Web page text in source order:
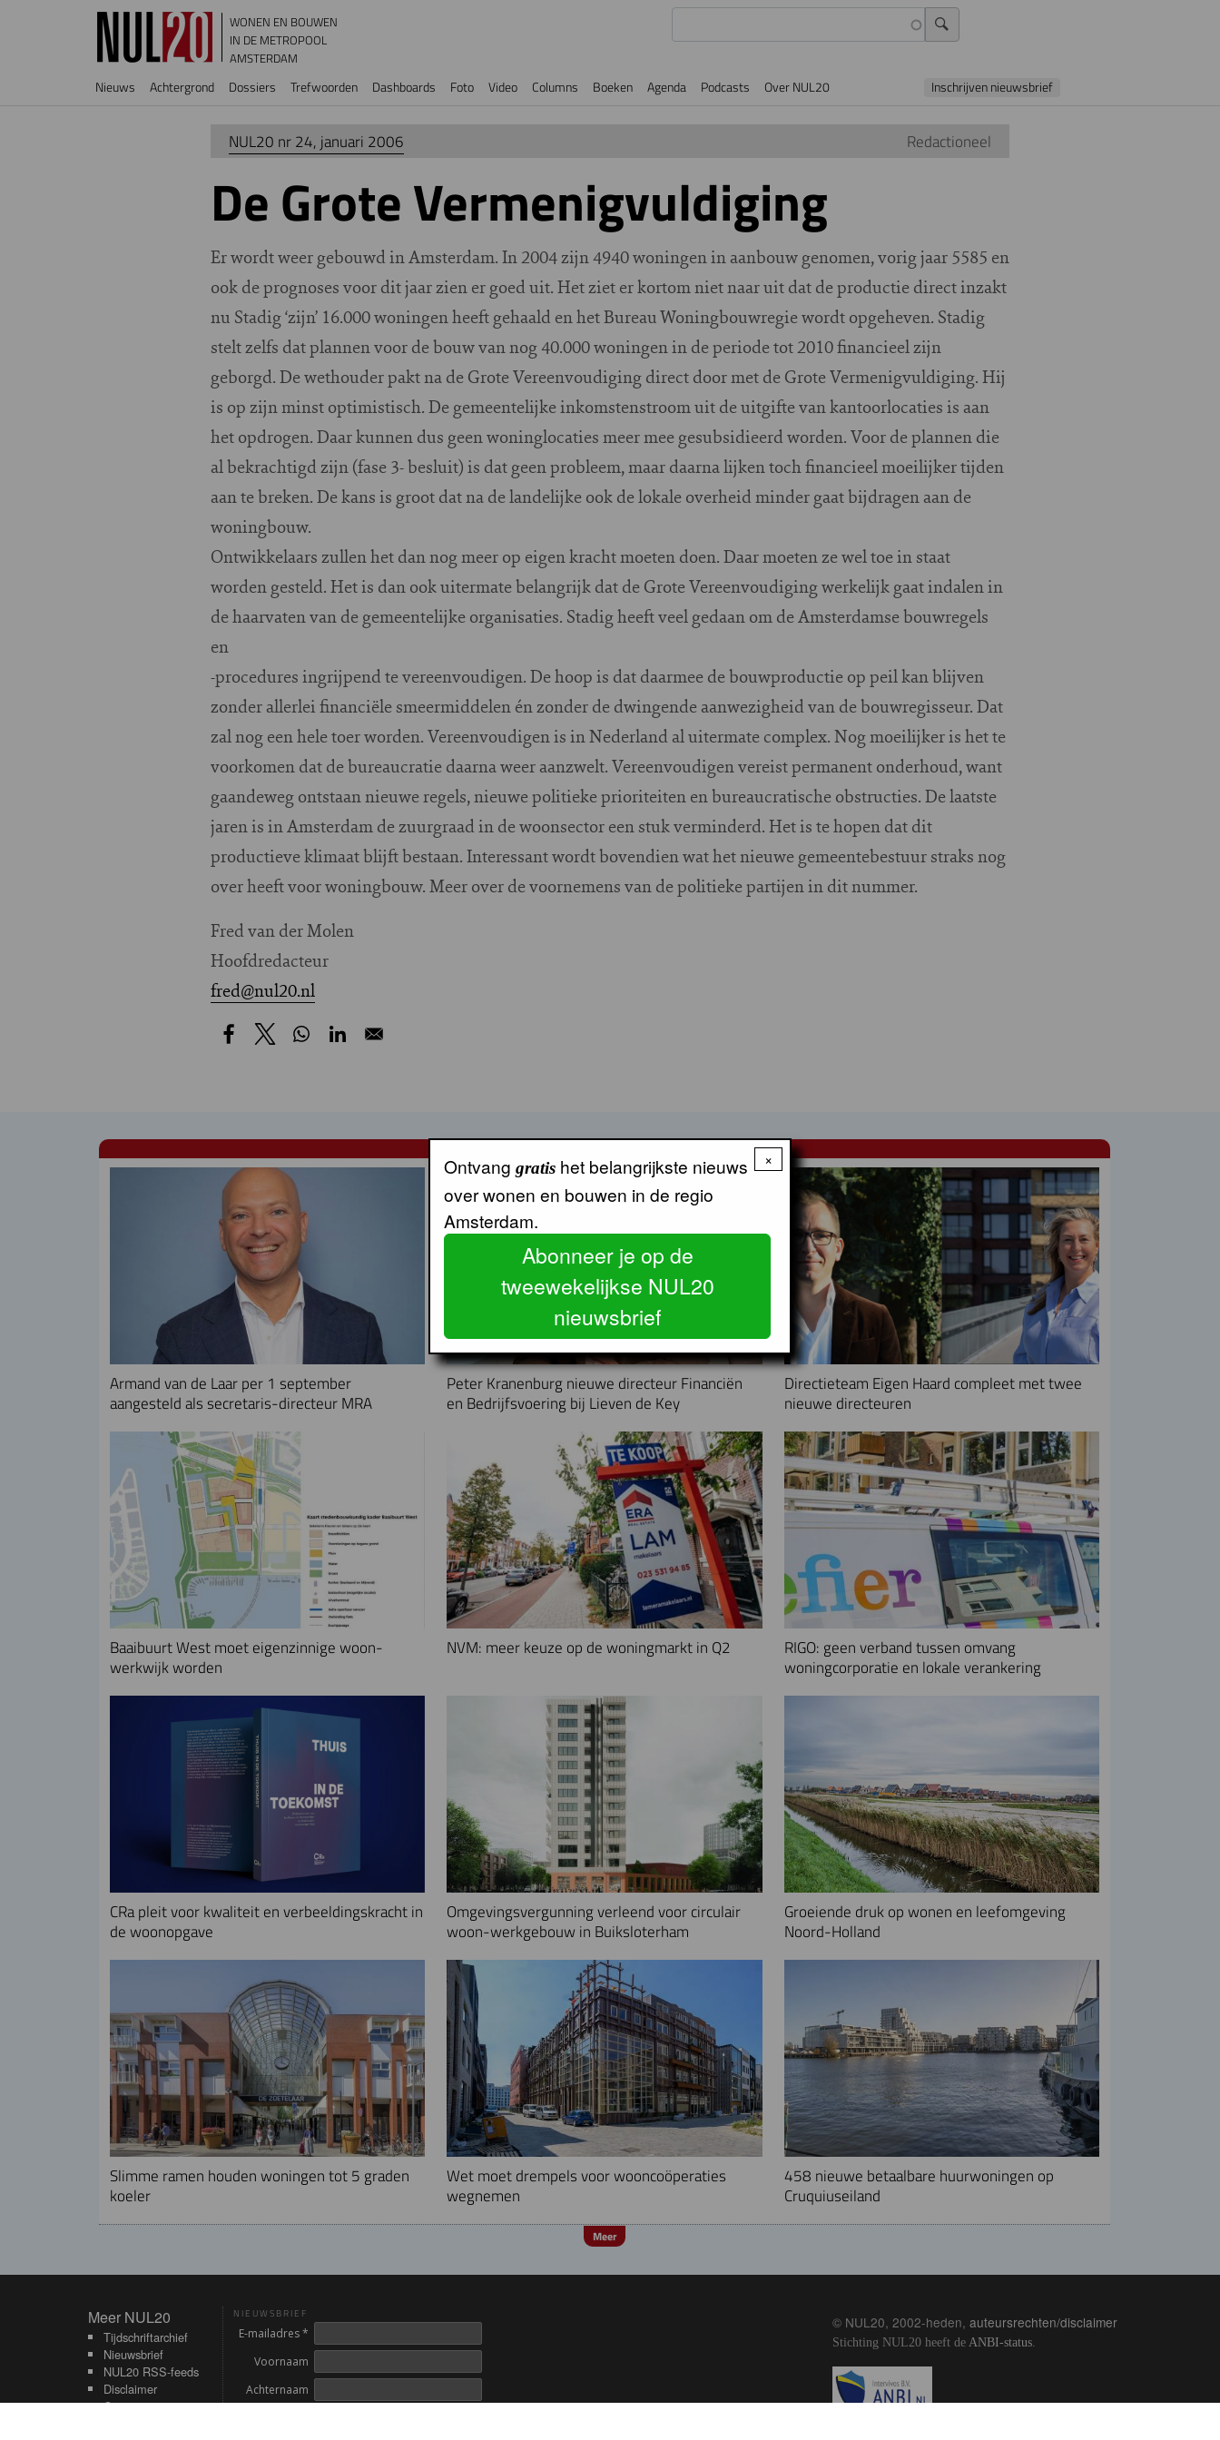
Overslaan en naar de inhoud gaan
WONEN EN BOUWEN
IN DE METROPOOL
AMSTERDAM
Hoofdnavigatie
Nieuws Achtergrond Dossiers Trefwoorden Dashboards Foto Video Columns Boeken Agenda Podcasts Over NUL20 Inschrijven nieuwsbrief
NUL20 nr 24, januari 2006 Redactioneel
De Grote Vermenigvuldiging
Er wordt weer gebouwd in Amsterdam. In 2004 zijn 4940 woningen in aanbouw genomen, vorig jaar 5585 en
ook de prognoses voor dit jaar zien er goed uit. Het ziet er kortom niet naar uit dat de productie direct inzakt
nu Stadig ‘zijn’ 16.000 woningen heeft gehaald en het Bureau Woningbouwregie wordt opgeheven. Stadig
stelt zelfs dat plannen voor de bouw van nog 40.000 woningen in de periode tot 2010 financieel zijn
geborgd. De wethouder pakt na de Grote Vereenvoudiging direct door met de Grote Vermenigvuldiging. Hij
is op zijn minst optimistisch. De gemeentelijke inkomstenstroom uit de uitgifte van kantoorlocaties is aan
het opdrogen. Daar kunnen dus geen woninglocaties meer mee gesubsidieerd worden. Voor de plannen die
al bekrachtigd zijn (fase 3- besluit) is dat geen probleem, maar daarna lijken toch financieel moeilijker tijden
aan te breken. De kans is groot dat na de landelijke ook de lokale overheid minder gaat bijdragen aan de
woningbouw.
Ontwikkelaars zullen het dan nog meer op eigen kracht moeten doen. Daar moeten ze wel toe in staat
worden gesteld. Het is dan ook uitermate belangrijk dat de Grote Vereenvoudiging werkelijk gaat indalen in
de haarvaten van de gemeentelijke organisaties. Stadig heeft veel gedaan om de Amsterdamse bouwregels
en
-procedures ingrijpend te vereenvoudigen. De hoop is dat daarmee de bouwproductie op peil kan blijven
zonder allerlei financiële smeermiddelen én zonder de dwingende aanwezigheid van de bouwregisseur. Dat
zal nog een hele toer worden. Vereenvoudigen is in Nederland al uitermate complex. Nog moeilijker is het te
voorkomen dat de bureaucratie daarna weer aanzwelt. Vereenvoudigen vereist permanent onderhoud, want
gaandeweg ontstaan nieuwe regels, nieuwe politieke prioriteiten en bureaucratische obstructies. De laatste
jaren is in Amsterdam de zuurgraad in de woonsector een stuk verminderd. Het is te hopen dat dit
productieve klimaat blijft bestaan. Interessant wordt bovendien wat het nieuwe gemeentebestuur straks nog
over heeft voor woningbouw. Meer over de voornemens van de politieke partijen in dit nummer.
Fred van der Molen
Hoofdredacteur
fred@nul20.nl
Armand van de Laar per 1 september
aangesteld als secretaris-directeur MRA
Peter Kranenburg nieuwe directeur Financiën
en Bedrijfsvoering bij Lieven de Key
Directieteam Eigen Haard compleet met twee
nieuwe directeuren
Baaibuurt West moet eigenzinnige woon-
werkwijk worden
NVM: meer keuze op de woningmarkt in Q2
RIGO: geen verband tussen omvang
woningcorporatie en lokale verankering
CRa pleit voor kwaliteit en verbeeldingskracht in
de woonopgave
Omgevingsvergunning verleend voor circulair
woon-werkgebouw in Buiksloterham
Groeiende druk op wonen en leefomgeving
Noord-Holland
Slimme ramen houden woningen tot 5 graden
koeler
Wet moet drempels voor wooncoöperaties
wegnemen
458 nieuwe betaalbare huurwoningen op
Cruquiuseiland
Meer
Meer NUL20
Meer NUL20
Tijdschriftarchief
Nieuwsbrief
NUL20 RSS-feeds
Disclaimer
Contact
NIEUWSBRIEF
E-mailadres *
Voornaam
Achternaam
© NUL20, 2002-heden, auteursrechten/disclaimer
Stichting NUL20 heeft de ANBI-status.
Image
×
Ontvang gratis het belangrijkste nieuws
over wonen en bouwen in de regio
Amsterdam.
Abonneer je op de
tweewekelijkse NUL20
nieuwsbrief